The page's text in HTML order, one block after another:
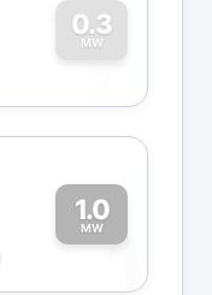
0.3
MW
0
1.0
MW1